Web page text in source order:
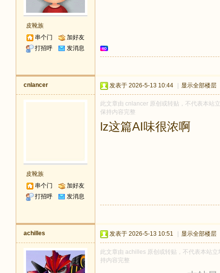
皮靴族
串个门
加好友
打招呼
发消息
cnlancer
皮靴族
串个门
加好友
打招呼
发消息
发表于 2026-5-13 10:44 显示全部楼层
此文章由 cnlancer 原创或转贴，不代表本站
保持内容完整
lz这篇AI味很浓啊
achilles 发表于 2026-5-13 10:51 显示全部楼层
此文章由 achilles 原创或转贴，不代表本站
持内容完整